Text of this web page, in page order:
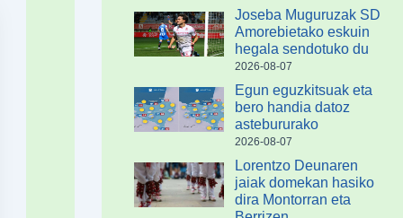
Joseba Muguruzak SD
Amorebietako eskuin
hegala sendotuko du
2026-08-07
Egun eguzkitsuak eta
bero handia datoz
astebururako
2026-08-07
Lorentzo Deunaren
jaiak domekan hasiko
dira Montorran eta